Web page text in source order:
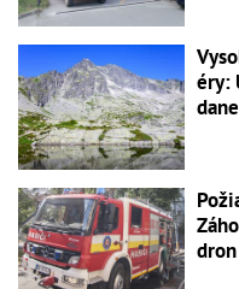
éry: